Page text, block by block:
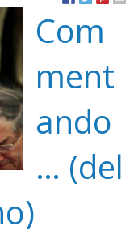
Com
ment
ando
… (del